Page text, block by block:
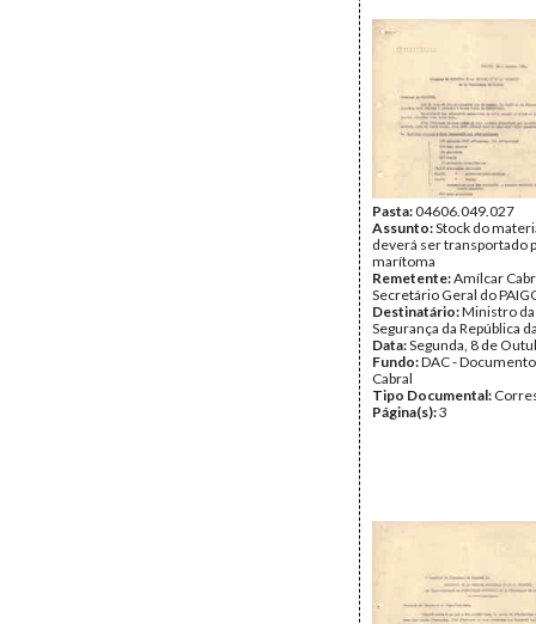
Pasta:04606.049.027
Assunto:Stock do
deverá ser transportado
marítoma
Remetente:Amílcar
Secretário Geral do
Destinatário:Ministro da
Segurança da República
Data:Segunda, 8 de
Fundo:DAC -
Cabral
Tipo Documental:
Página(s):3